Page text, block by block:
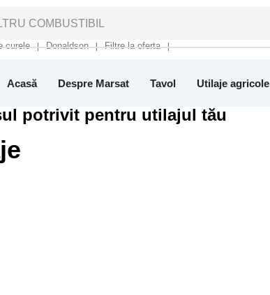
COMBUSTIBIL
curele ❘ Donaldson ❘ Filtre la oferta ❘
Acasă Despre Marsat Tavol Utilaje agricole
potrivit pentru utilajul tău